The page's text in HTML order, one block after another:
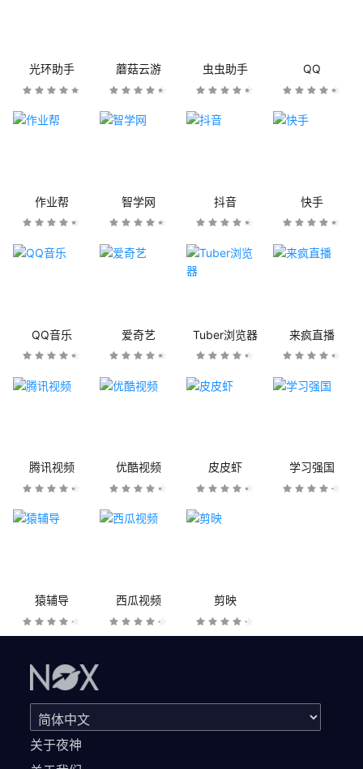
光环助手 蘑菇云游 虫虫助手 QQ
作业帮 智学网 抖音 快手
QQ音乐 爱奇艺 Tuber浏览器 来疯直播
腾讯视频 优酷视频 皮皮虾 学习强国
猿辅导 西瓜视频 剪映
关于夜神